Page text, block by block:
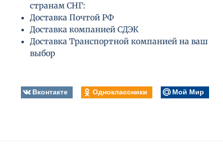
странам СНГ:
Доставка Почтой РФ
Доставка компанией СДЭК
Доставка Транспортной компанией на ваш
выбор
Вконтакте Одноклассники Мой Мир